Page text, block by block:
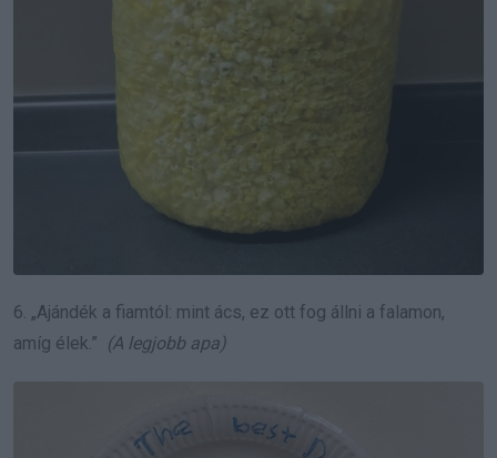
6. „Ajándék a fiamtól: mint ács, ez ott fog állni a falamon,
amíg élek.” (A legjobb apa)